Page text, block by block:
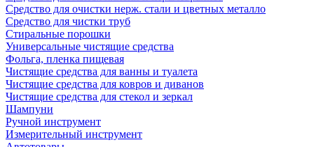
Средство для очистки нерж. стали и цветных металло
Средство для чистки труб
Стиральные порошки
Универсальные чистящие средства
Фольга, пленка пищевая
Чистящие средства для ванны и туалета
Чистящие средства для ковров и диванов
Чистящие средства для стекол и зеркал
Шампуни
Ручной инструмент
Измерительный инструмент